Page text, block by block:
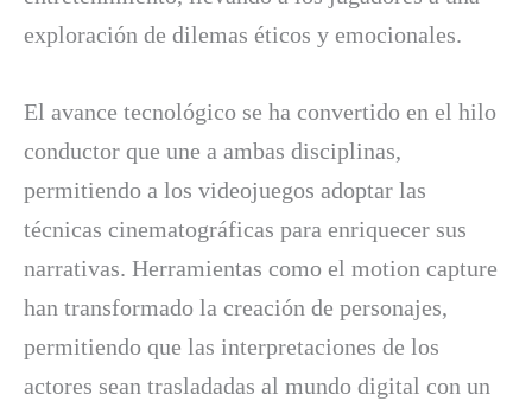
exploración de dilemas éticos y emocionales.
El avance tecnológico se ha convertido en el hilo
conductor que une a ambas disciplinas,
permitiendo a los videojuegos adoptar las
técnicas cinematográficas para enriquecer sus
narrativas. Herramientas como el motion capture
han transformado la creación de personajes,
permitiendo que las interpretaciones de los
actores sean trasladadas al mundo digital con un